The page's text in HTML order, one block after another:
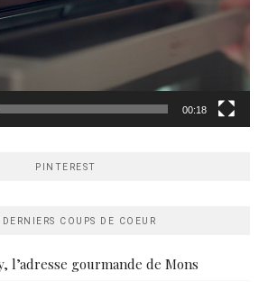
00:18
PINTEREST
DERNIERS COUPS DE COEUR
l’adresse gourmande de Mons